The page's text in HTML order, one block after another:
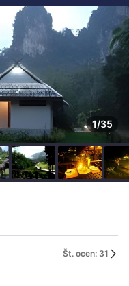
1/35
Št. ocen: 31